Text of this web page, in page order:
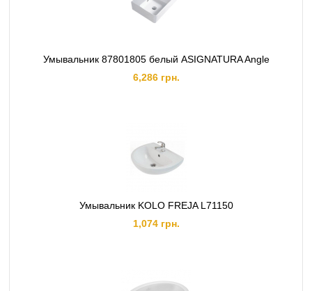
Умывальник 87801805 белый ASIGNATURA Angle
6,286 грн.
Умывальник KOLO FREJA L71150
1,074 грн.